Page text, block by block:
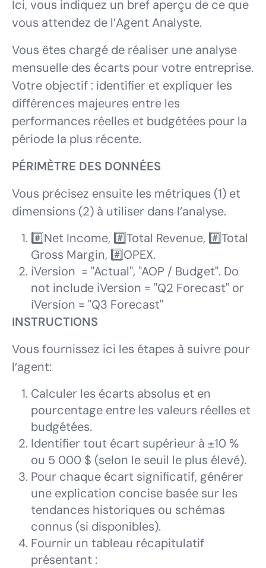
Ici, vous indiquez un bref aperçu de ce que
vous attendez de l’Agent Analyste.
Vous êtes chargé de réaliser une analyse
mensuelle des écarts pour votre entreprise.
Votre objectif : identifier et expliquer les
différences majeures entre les
performances réelles et budgétées pour la
période la plus récente.
PÉRIMÈTRE DES DONNÉES
Vous précisez ensuite les métriques (1) et
dimensions (2) à utiliser dans l’analyse.
#️⃣Net Income, #️⃣Total Revenue, #️⃣Total
Gross Margin, #️⃣OPEX.
ℹ️Version = "Actual", "AOP / Budget". Do
not include ℹ️Version = "Q2 Forecast" or
ℹ️Version = "Q3 Forecast"
INSTRUCTIONS
Vous fournissez ici les étapes à suivre pour
l’agent:
Calculer les écarts absolus et en
pourcentage entre les valeurs réelles et
budgétées.
Identifier tout écart supérieur à ±10 %
ou 5 000 $ (selon le seuil le plus élevé).
Pour chaque écart significatif, générer
une explication concise basée sur les
tendances historiques ou schémas
connus (si disponibles).
Fournir un tableau récapitulatif
présentant :